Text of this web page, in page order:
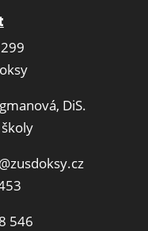
DiS.
546